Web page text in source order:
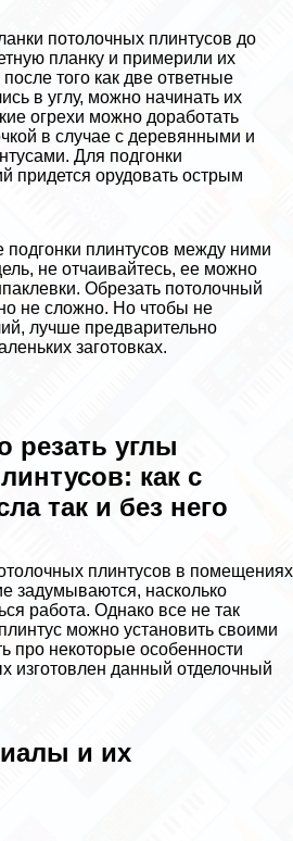
потолочных плинтусов до
планку и примерили их
того как две ответные
в углу, можно начинать их
огрехи можно доработать
в случае с деревянными и
Для подгонки
придется орудовать острым
подгонки плинтусов между ними
не отчаивайтесь, ее можно
Обрезать потолочный
не сложно. Но чтобы не
лучше предварительно
заготовках.
резать углы
как с
так и без него
плинтусов в помещениях
задумываются, насколько
работа. Однако все не так
можно установить своими
про некоторые особенности
изготовлен данный отделочный
и их